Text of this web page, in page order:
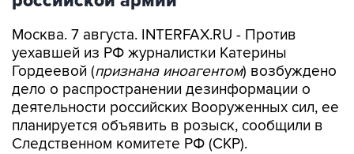
Москва. 7 августа. INTERFAX.RU - Против
уехавшей из РФ журналистки Катерины
Гордеевой (признана иноагентом) возбуждено
дело о распространении дезинформации о
деятельности российских Вооруженных сил, ее
планируется объявить в розыск, сообщили в
Следственном комитете РФ (СКР).